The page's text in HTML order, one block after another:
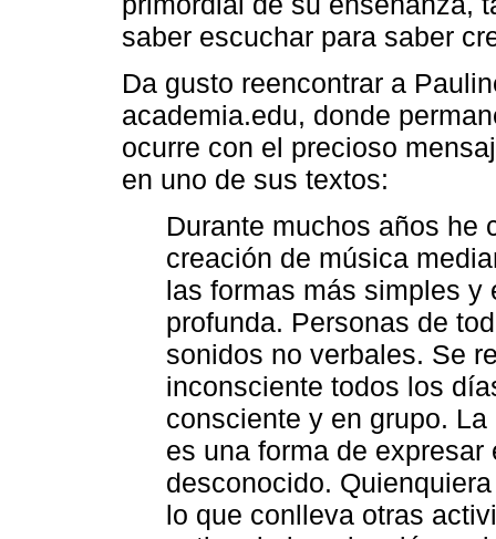
saber escuchar para saber
Da gusto reencontrar a
academia.edu, donde
ocurre con el precioso
en uno de sus textos:
Durante muchos años he
creación de música
las formas más simples y
profunda. Personas de
sonidos no verbales. Se
inconsciente todos los
consciente y en grupo.
es una forma de
desconocido.
lo que conlleva otras